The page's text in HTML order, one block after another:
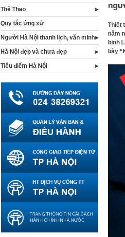
Thiết
năm
binh
bày
Thể Thao
Quy tắc ứng xử
Người Hà Nội thanh lịch, văn minh
Hà Nội đẹp và chưa đẹp
Tiêu điểm Hà Nội